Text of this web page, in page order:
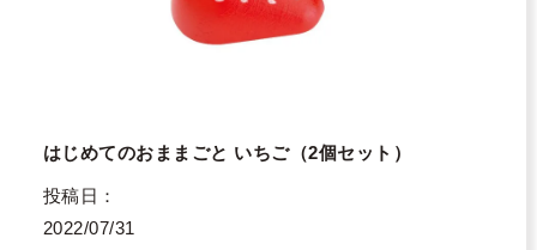
はじめてのおままごと いちご（2個セット）
投稿日
2022/07/31